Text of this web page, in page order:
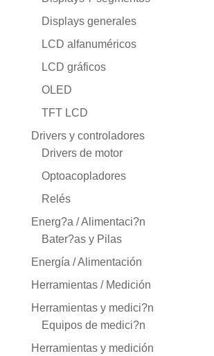
Displays generales
LCD alfanuméricos
LCD gráficos
OLED
TFT LCD
Drivers y controladores
Drivers de motor
Optoacopladores
Relés
Energ?a / Alimentaci?n
Bater?as y Pilas
Energía / Alimentación
Herramientas / Medición
Herramientas y medici?n
Equipos de medici?n
Herramientas y medición